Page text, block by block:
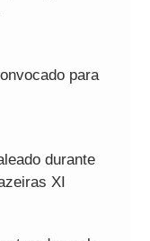
para
durante
XI